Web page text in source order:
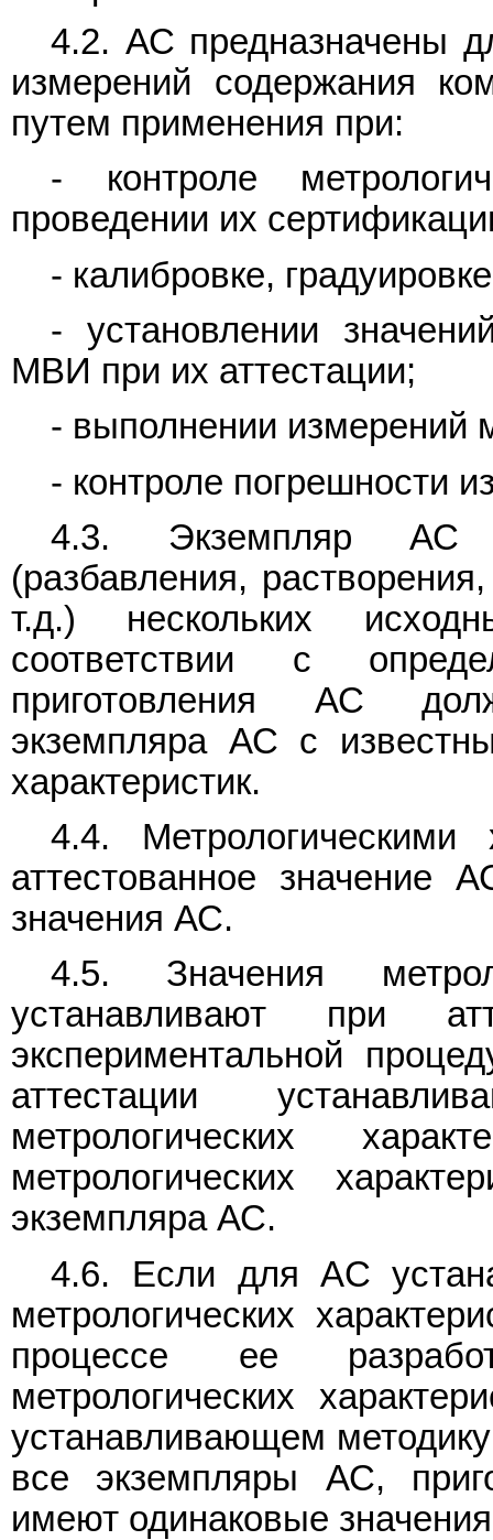
4.2. АС предназначены
измерений содержания
путем применения при:
- контроле
проведении их
- калибровке,
- установлении
МВИ при их аттестации;
- выполнении измерений
- контроле погрешности
4.3. Экземпляр АС
(разбавления,
т.д.) нескольких
соответствии с
приготовления АС
экземпляра АС с
характеристик.
4.4. Метрологическими
аттестованное значение
значения АС.
4.5. Значения
устанавливают при
экспериментальной
аттестации
метрологических
метрологических
экземпляра АС.
4.6. Если для АС
метрологических
процессе ее
метрологических
устанавливающем
все экземпляры АС,
имеют одинаковые